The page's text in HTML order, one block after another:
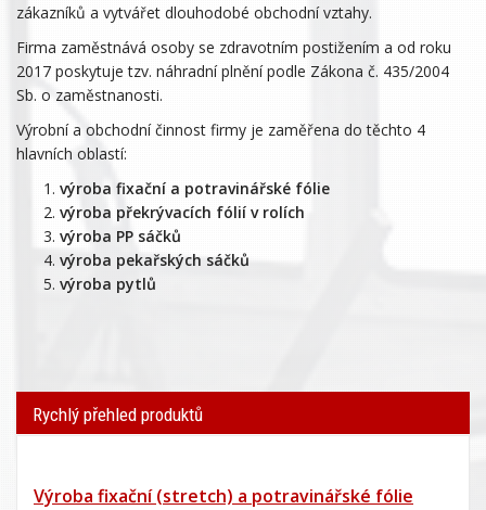
zákazníků a vytvářet dlouhodobé obchodní vztahy.
Firma zaměstnává osoby se zdravotním postižením a od roku
2017 poskytuje tzv. náhradní plnění podle Zákona č. 435/2004
Sb. o zaměstnanosti.
Výrobní a obchodní činnost firmy je zaměřena do těchto 4
hlavních oblastí:
výroba fixační a potravinářské fólie
výroba překrývacích fólií v rolích
výroba PP sáčků
výroba pekařských sáčků
výroba pytlů
Rychlý přehled produktů
Výroba fixační (stretch) a potravinářské fólie